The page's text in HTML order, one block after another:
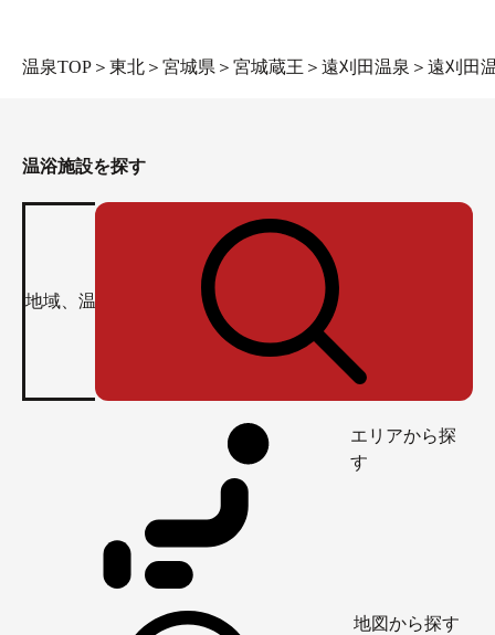
温泉TOP ＞ 東北 ＞ 宮城県 ＞ 宮城蔵王 ＞ 遠刈田温泉 ＞ 遠刈田
温浴施設を探す
エリアから探
す
地図から探す